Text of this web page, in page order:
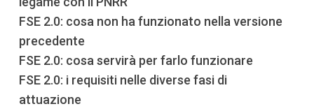
FSE 2.0: cosa non ha funzionato nella versione
precedente
FSE 2.0: cosa servirà per farlo funzionare
FSE 2.0: i requisiti nelle diverse fasi di
attuazione